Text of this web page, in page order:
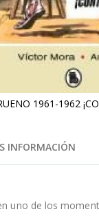
1961-1962
uno de los
INFORMACIÓN